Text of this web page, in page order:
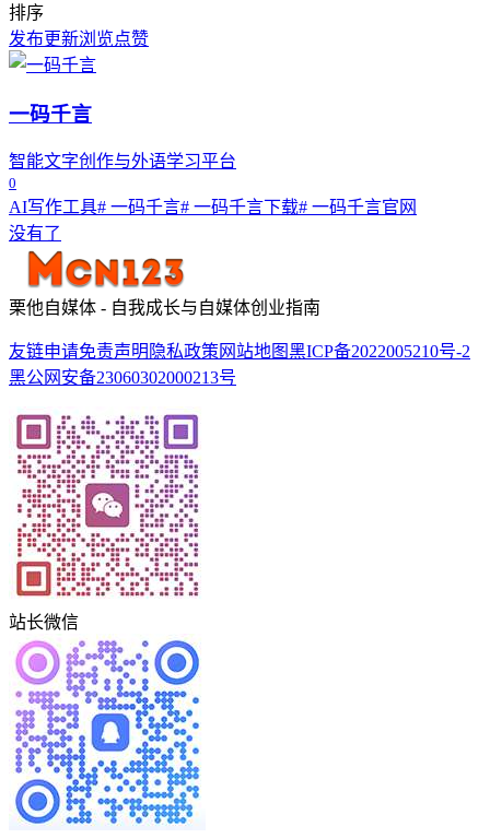
排序
发布更新浏览点赞
一码千言
智能文字创作与外语学习平台
0
AI写作工具# 一码千言# 一码千言下载# 一码千言官网
没有了
栗他自媒体 - 自我成长与自媒体创业指南
友链申请免责声明 隐私政策 网站地图黑ICP备2022005210号-2
黑公网安备23060302000213号
站长微信